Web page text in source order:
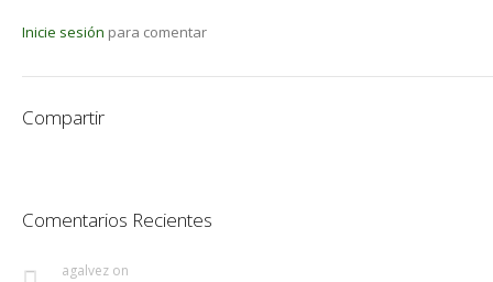
Inicie sesión para comentar
Compartir
Comentarios Recientes
agalvez on